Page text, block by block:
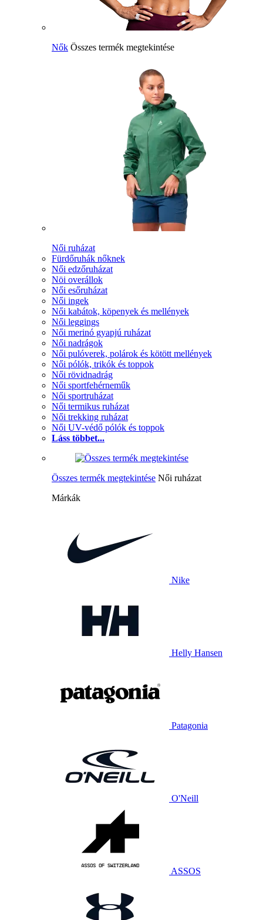
Nők Összes termék megtekintése
Női ruházat
Fürdőruhák nőknek
Női edzőruházat
Nöi overállok
Női esőruházat
Női ingek
Női kabátok, köpenyek és mellények
Női leggings
Női merinó gyapjú ruházat
Női nadrágok
Női pulóverek, polárok és kötött mellények
Női pólók, trikók és toppok
Női rövidnadrág
Női sportfehérneműk
Női sportruházat
Női termikus ruházat
Női trekking ruházat
Női UV-védő pólók és toppok
Láss többet...
Összes termék megtekintése Női ruházat
Márkák
Nike
Helly Hansen
Patagonia
O'Neill
ASSOS